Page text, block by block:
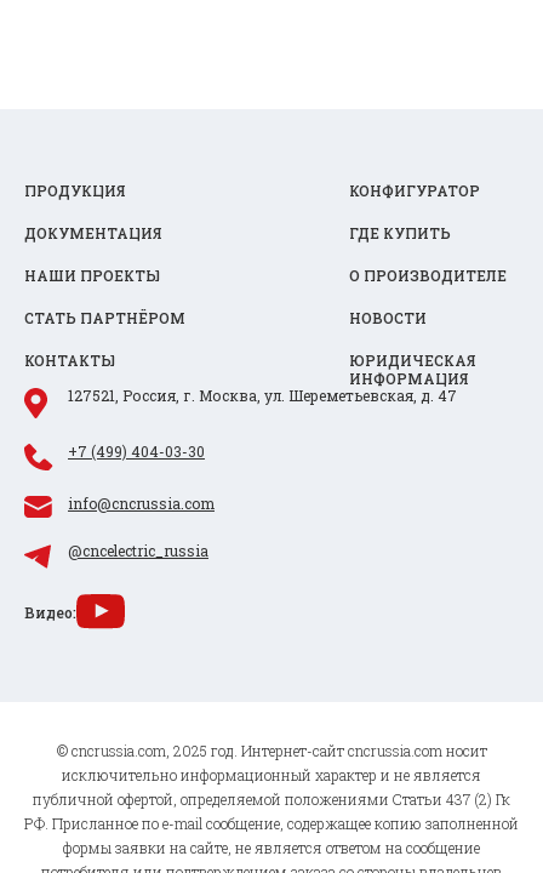
ПРОДУКЦИЯ КОНФИГУРАТОР
ДОКУМЕНТАЦИЯ ГДЕ КУПИТЬ
НАШИ ПРОЕКТЫ О ПРОИЗВОДИТЕЛЕ
СТАТЬ ПАРТНЁРОМ НОВОСТИ
КОНТАКТЫ
ЮРИДИЧЕСКАЯ
ИНФОРМАЦИЯ
127521, Россия, г. Москва, ул. Шереметьевская, д. 47
+7 (499) 404-03-30
info@cncrussia.com
@cncelectric_russia
Видео:
© cncrussia.com, 2025 год. Интернет-сайт cncrussia.com носит
исключительно информационный характер и не является
публичной офертой, определяемой положениями Статьи 437 (2) Гк
РФ. Присланное по e-mail сообщение, содержащее копию заполненной
формы заявки на сайте, не является ответом на сообщение